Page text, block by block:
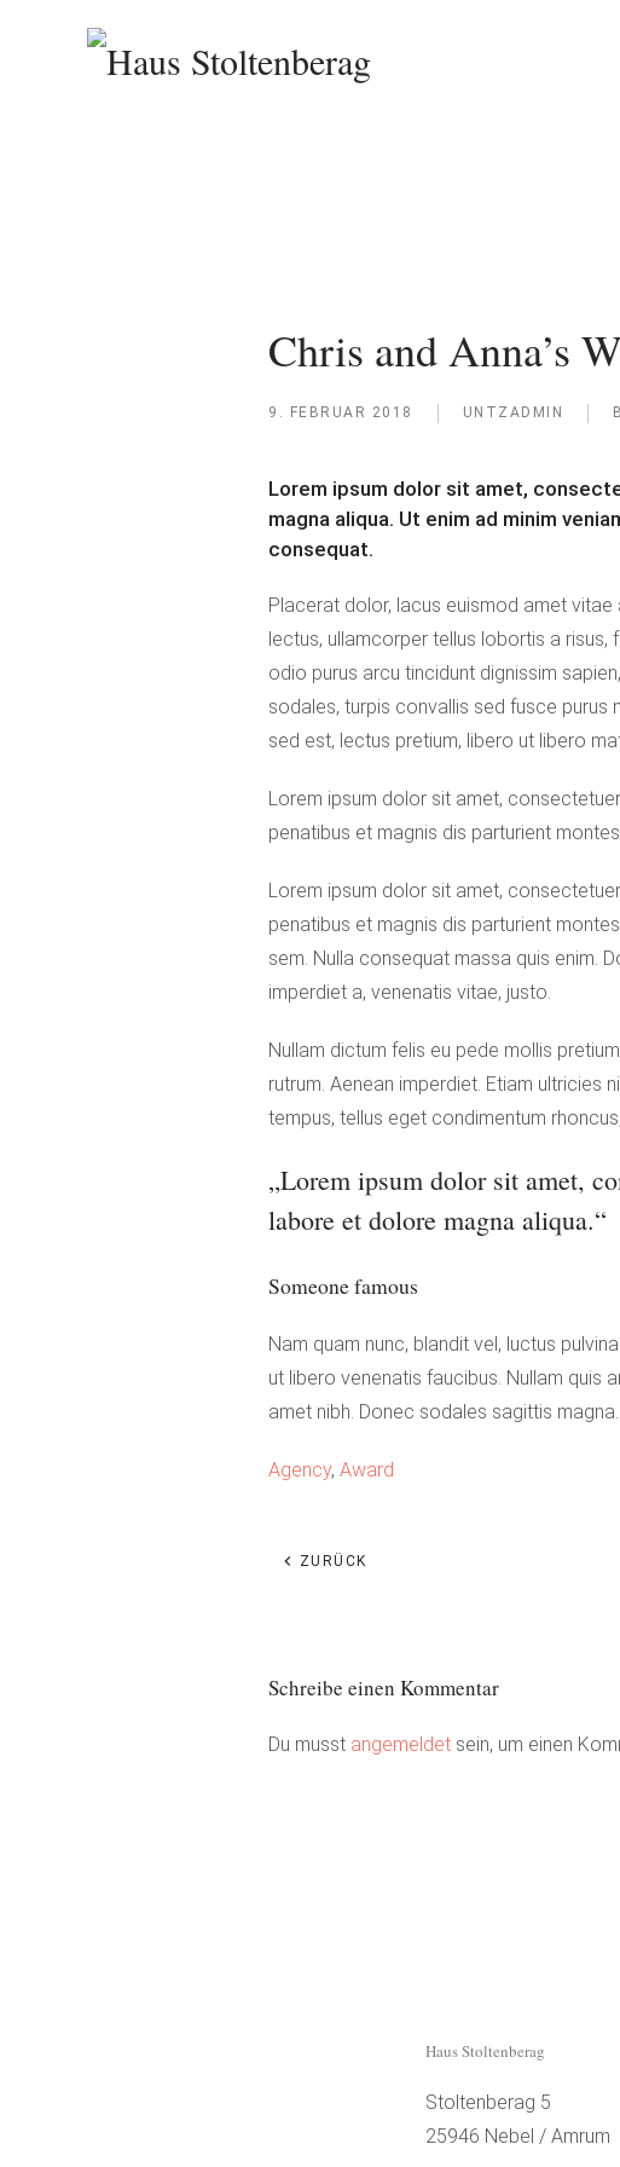
Zum Hauptinhalt springen
Chris and Anna’s
9. FEBRUAR 2018 UNTZADMIN
Lorem ipsum dolor sit amet,
magna aliqua. Ut enim ad minim
consequat.
Placerat dolor, lacus euismod amet
lectus, ullamcorper tellus lobortis a risus,
odio purus arcu tincidunt dignissim
sodales, turpis convallis sed fusce purus
sed est, lectus pretium, libero ut libero
Lorem ipsum dolor sit amet,
penatibus et magnis dis parturient
Lorem ipsum dolor sit amet,
penatibus et magnis dis parturient
sem. Nulla consequat massa quis enim.
imperdiet a, venenatis vitae, justo.
Nullam dictum felis eu pede mollis
rutrum. Aenean imperdiet. Etiam ultricies
tempus, tellus eget condimentum
„Lorem ipsum dolor sit amet,
labore et dolore magna aliqua.“
Someone famous
Nam quam nunc, blandit vel, luctus
ut libero venenatis faucibus. Nullam quis
amet nibh. Donec sodales sagittis
Agency, Award
ZURÜCK
Schreibe einen Kommentar
Du musst angemeldet sein, um einen
Haus Stoltenberag
Stoltenberag 5
25946 Nebel / Amrum